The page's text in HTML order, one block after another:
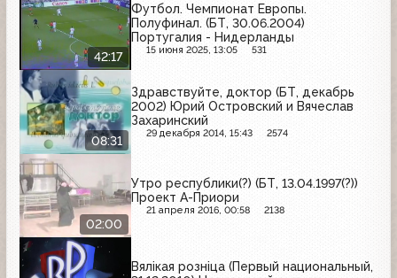
42:17
Футбол. Чемпионат Европы.
Полуфинал. (БТ, 30.06.2004)
Португалия - Нидерланды
15 июня 2025, 13:05 531
08:31
Здравствуйте, доктор (БТ, декабрь
2002) Юрий Островский и Вячеслав
Захаринский
29 декабря 2014, 15:43 2574
02:00
Утро республики(?) (БТ, 13.04.1997(?))
Проект А-Приори
21 апреля 2016, 00:58 2138
Вялiкая рознiца (Первый национальный,